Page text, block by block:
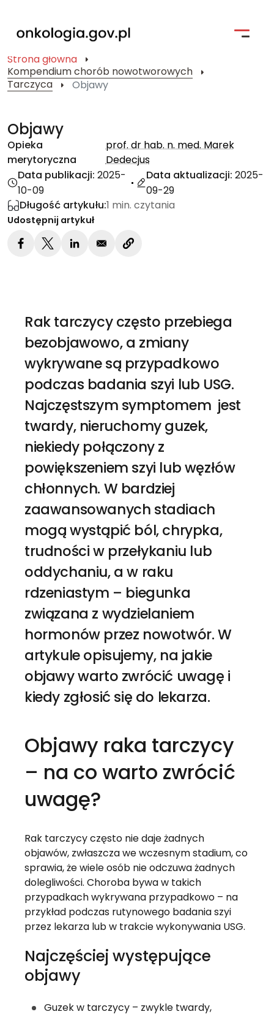
Strona główna
Pacjent i jego bliscy
Kompendium Chorób Nowotworowych
Badania kliniczne
Narodowa Strategia Onkologiczna
Wyszukiwarka
Strona główna
Kompendium chorób nowotworowych
Tarczyca
Objawy
Objawy
Opieka
merytoryczna
prof. dr hab. n. med. Marek
Dedecjus
Data publikacji: 2025-
10-09
Data aktualizacji:2025-
09-29
Długość artykułu:1 min. czytania
Udostępnij artykuł
Rak tarczycy często przebiega
bezobjawowo, a zmiany
wykrywane są przypadkowo
podczas badania szyi lub USG.
Najczęstszym symptomem jest
twardy, nieruchomy guzek,
niekiedy połączony z
powiększeniem szyi lub węzłów
chłonnych. W bardziej
zaawansowanych stadiach
mogą wystąpić ból, chrypka,
trudności w przełykaniu lub
oddychaniu, a w raku
rdzeniastym – biegunka
związana z wydzielaniem
hormonów przez nowotwór. W
artykule opisujemy, na jakie
objawy warto zwrócić uwagę i
kiedy zgłosić się do lekarza.
Objawy raka tarczycy
– na co warto zwrócić
uwagę?
Rak tarczycy często nie daje żadnych
objawów, zwłaszcza we wczesnym stadium, co
sprawia, że wiele osób nie odczuwa żadnych
dolegliwości. Choroba bywa w takich
przypadkach wykrywana przypadkowo – na
przykład podczas rutynowego badania szyi
przez lekarza lub w trakcie wykonywania USG.
Najczęściej występujące
objawy
Guzek w tarczycy – zwykle twardy,